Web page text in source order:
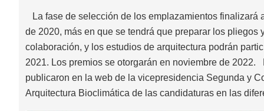
La fase de selección de los emplazamientos finalizará
de 2020, más en que se tendrá que preparar los pliegos
colaboración, y los estudios de arquitectura podrán
2021. Los premios se otorgarán en noviembre de 2022.
publicaron en la web de la vicepresidencia Segunda y
Arquitectura Bioclimática de las candidaturas en las